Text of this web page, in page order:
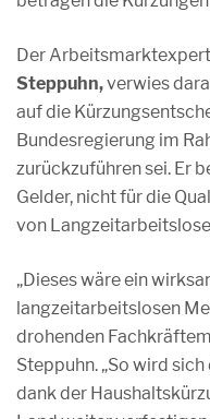
Der
Steppuhn,verwies
auf die
Bundesregierung im
zurückzuführen sei. Er
Gelder, nicht für die
von
„Dieses wäre ein
langzeitarbeitslosen
drohenden
Steppuhn. „So wird
dank der